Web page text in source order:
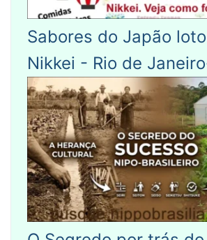
Sabores do Japão
Nikkei - Rio de